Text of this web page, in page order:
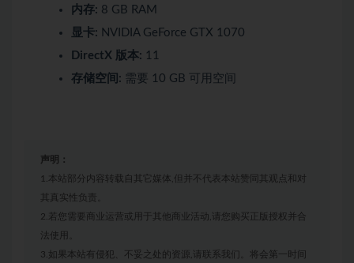
内存: 8 GB RAM
显卡: NVIDIA GeForce GTX 1070
DirectX 版本: 11
存储空间: 需要 10 GB 可用空间
声明：
1.本站部分内容转载自其它媒体,但并不代表本站赞同其观点和对
其真实性负责。
2.若您需要商业运营或用于其他商业活动,请您购买正版授权并合
法使用。
3.如果本站有侵犯、不妥之处的资源,请联系我们。将会第一时间